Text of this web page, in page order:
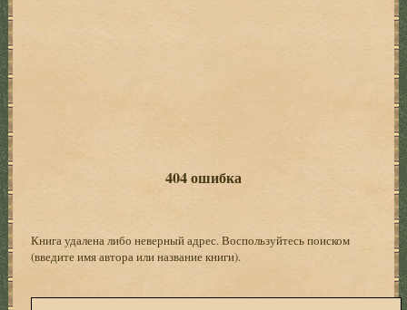
404 ошибка
Книга удалена либо неверный адрес. Воспользуйтесь поиском
(введите имя автора или название книги).